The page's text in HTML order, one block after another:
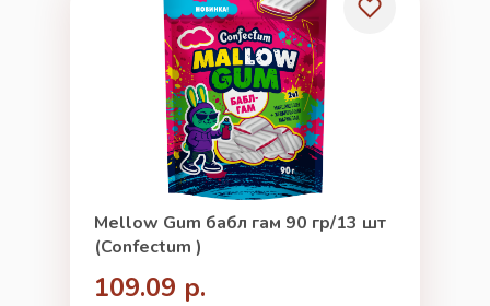
Mellow Gum бабл гам 90 гр/13 шт
(Confectum )
109.09 р.